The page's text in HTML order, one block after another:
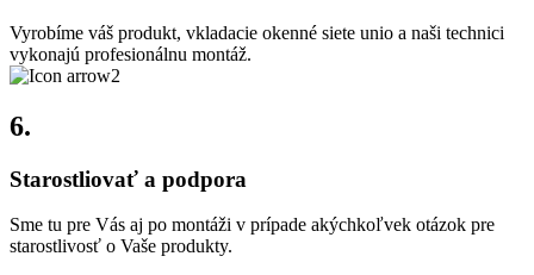
Vyrobíme váš produkt, vkladacie okenné siete unio a naši technici
vykonajú profesionálnu montáž.
6.
Starostliovať a podpora
Sme tu pre Vás aj po montáži v prípade akýchkoľvek otázok pre
starostlivosť o Vaše produkty.